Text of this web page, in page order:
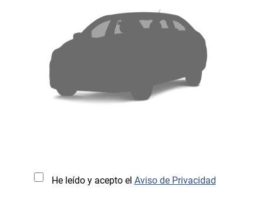
He leído y acepto el Aviso de Privacidad